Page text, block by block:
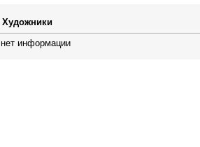
Художники
нет информации